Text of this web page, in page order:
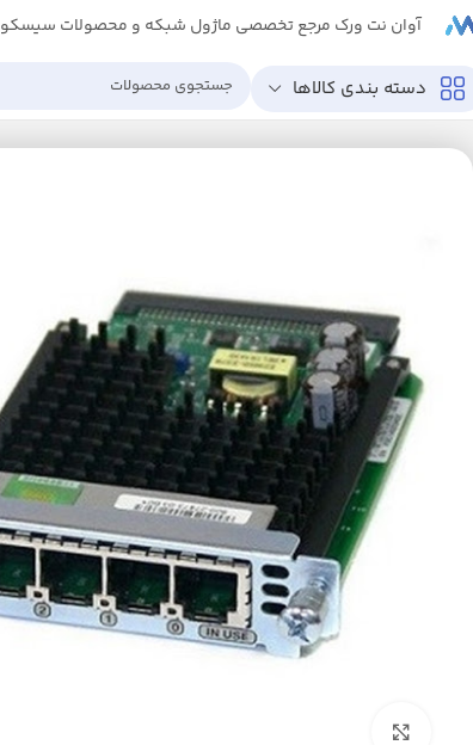
آوان نت ورک مرجع تخصصی ماژول شبکه و محصولات سیسکو
دسته بندی کالاها